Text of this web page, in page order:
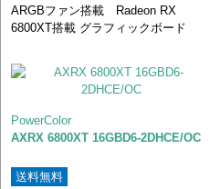
ARGBファン搭載 Radeon RX
6800XT搭載 グラフィックボード
PowerColor
AXRX 6800XT 16GBD6-2DHCE/OC
送料無料